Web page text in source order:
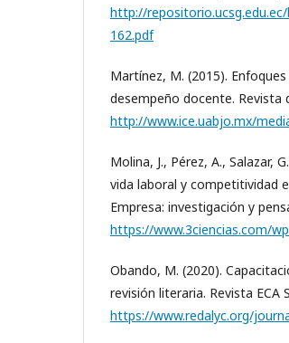
http://
162.pdf
Martínez, M. (2015).
desempeño docente. Revista
http://www.ice.uabjo.mx/
Molina, J., Pérez, A., Salazar,
vida laboral y competitividad
Empresa: investigación y
https://www.3ciencias.com/
Obando, M. (2020).
revisión literaria. Revista ECA
https://www.redalyc.org/